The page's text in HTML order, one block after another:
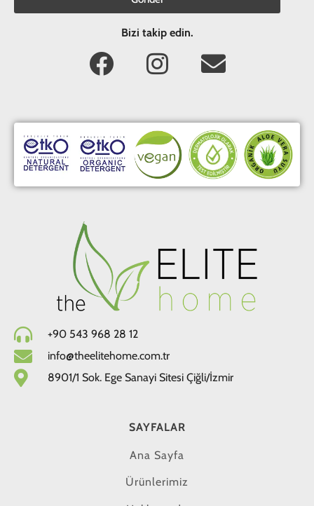
Bizi takip edin.
+90 543 968 28 12
info@theelitehome.com.tr
8901/1 Sok. Ege Sanayi Sitesi Çiğli/İzmir
SAYFALAR
Ana Sayfa
Ürünlerimiz